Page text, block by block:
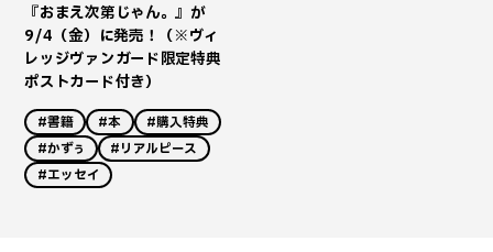
『おまえ次第じゃん。』が
9/4（金）に発売！（※ヴィ
レッジヴァンガード限定特典
ポストカード付き）
#書籍 #本
#購入特典
#かずぅ
#リアルピース
#エッセイ